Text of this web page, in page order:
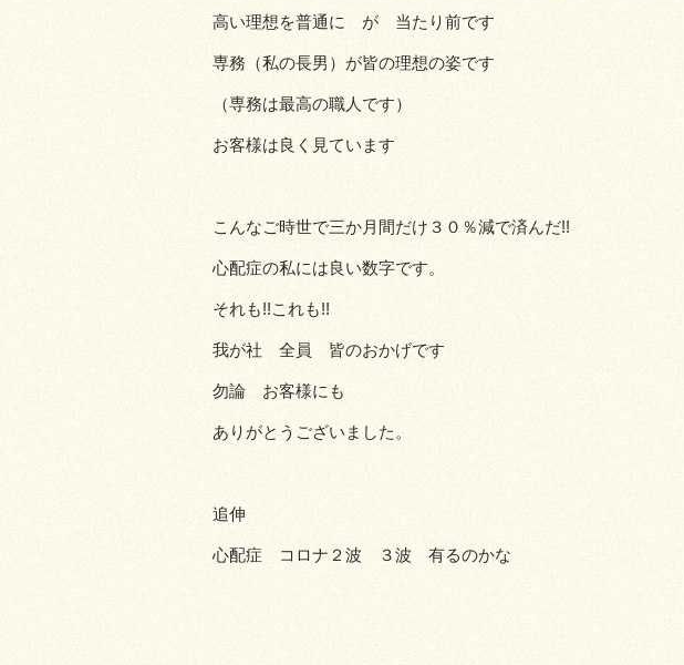
高い理想を普通に が 当たり前です
専務（私の長男）が皆の理想の姿です
（専務は最高の職人です）
お客様は良く見ています
こんなご時世で三か月間だけ３０％減で済んだ!!
心配症の私には良い数字です。
それも!!これも!!
我が社 全員 皆のおかげです
勿論 お客様にも
ありがとうございました。
追伸
心配症 コロナ２波 ３波 有るのかな